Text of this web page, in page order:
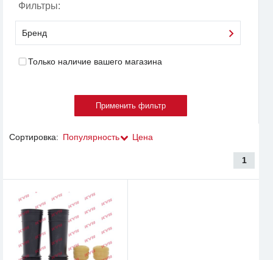
Фильтры:
Бренд
Только наличие вашего магазина
Сортировка: Популярность Цена
1